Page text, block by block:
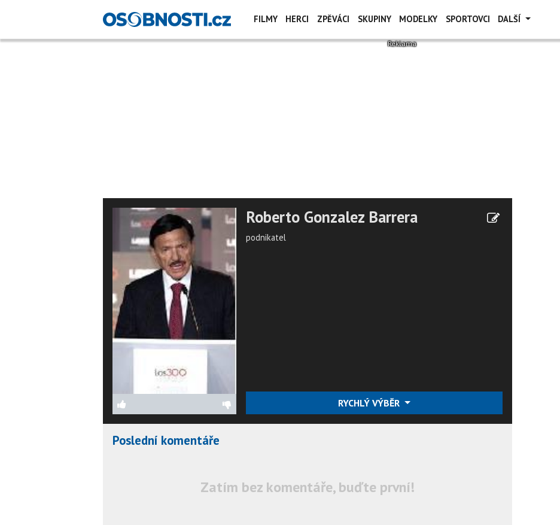
FILMY HERCI ZPĚVÁCI SKUPINY MODELKY SPORTOVCI DALŠÍ
Roberto Gonzalez Barrera
podnikatel
RYCHLÝ VÝBĚR
Poslední komentáře
Zatím bez komentáře, buďte první!